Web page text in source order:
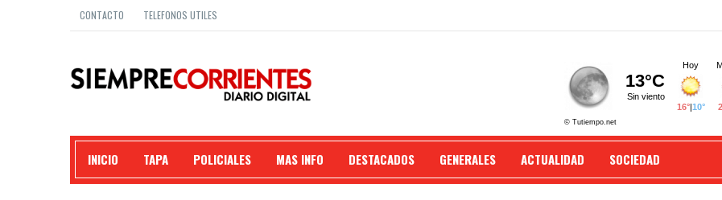
CONTACTO TELEFONOS UTILES
INICIO TAPA POLICIALES MAS INFO DESTACADOS GENERALES ACTUALIDAD SOCIEDAD